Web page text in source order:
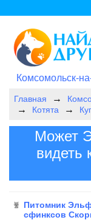
Комсомольск-
Главная
Котята
Может
Питомник
сфинксов